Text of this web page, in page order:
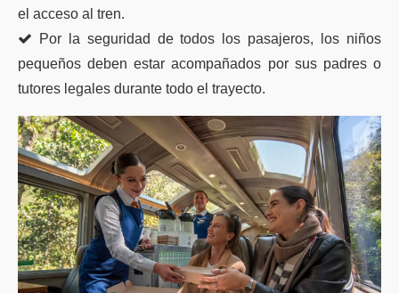
el acceso al tren.
Por la seguridad de todos los pasajeros, los niños
pequeños deben estar acompañados por sus padres o
tutores legales durante todo el trayecto.